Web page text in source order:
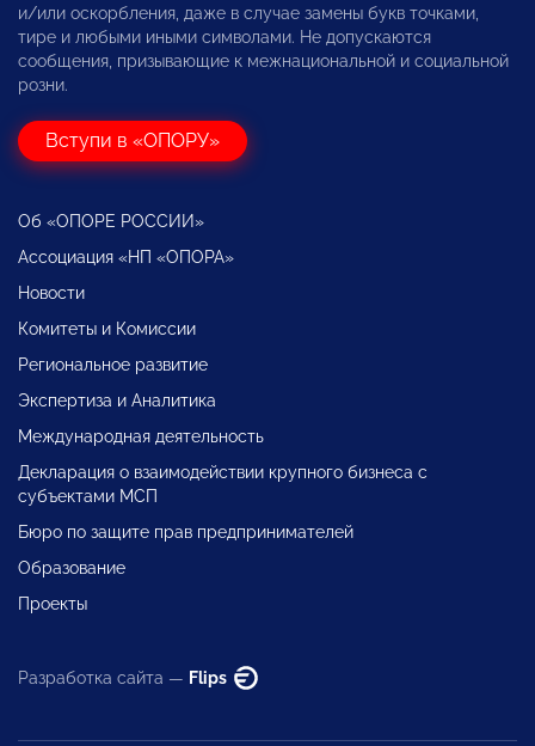
и/или оскорбления, даже в случае замены букв точками,
тире и любыми иными символами. Не допускаются
сообщения, призывающие к межнациональной и социальной
розни.
Вступи в «ОПОРУ»
Об «ОПОРЕ РОССИИ»
Ассоциация «НП «ОПОРА»
Новости
Комитеты и Комиссии
Региональное развитие
Экспертиза и Аналитика
Международная деятельность
Декларация о взаимодействии крупного бизнеса с
субъектами МСП
Бюро по защите прав предпринимателей
Образование
Проекты
Разработка сайта — Flips